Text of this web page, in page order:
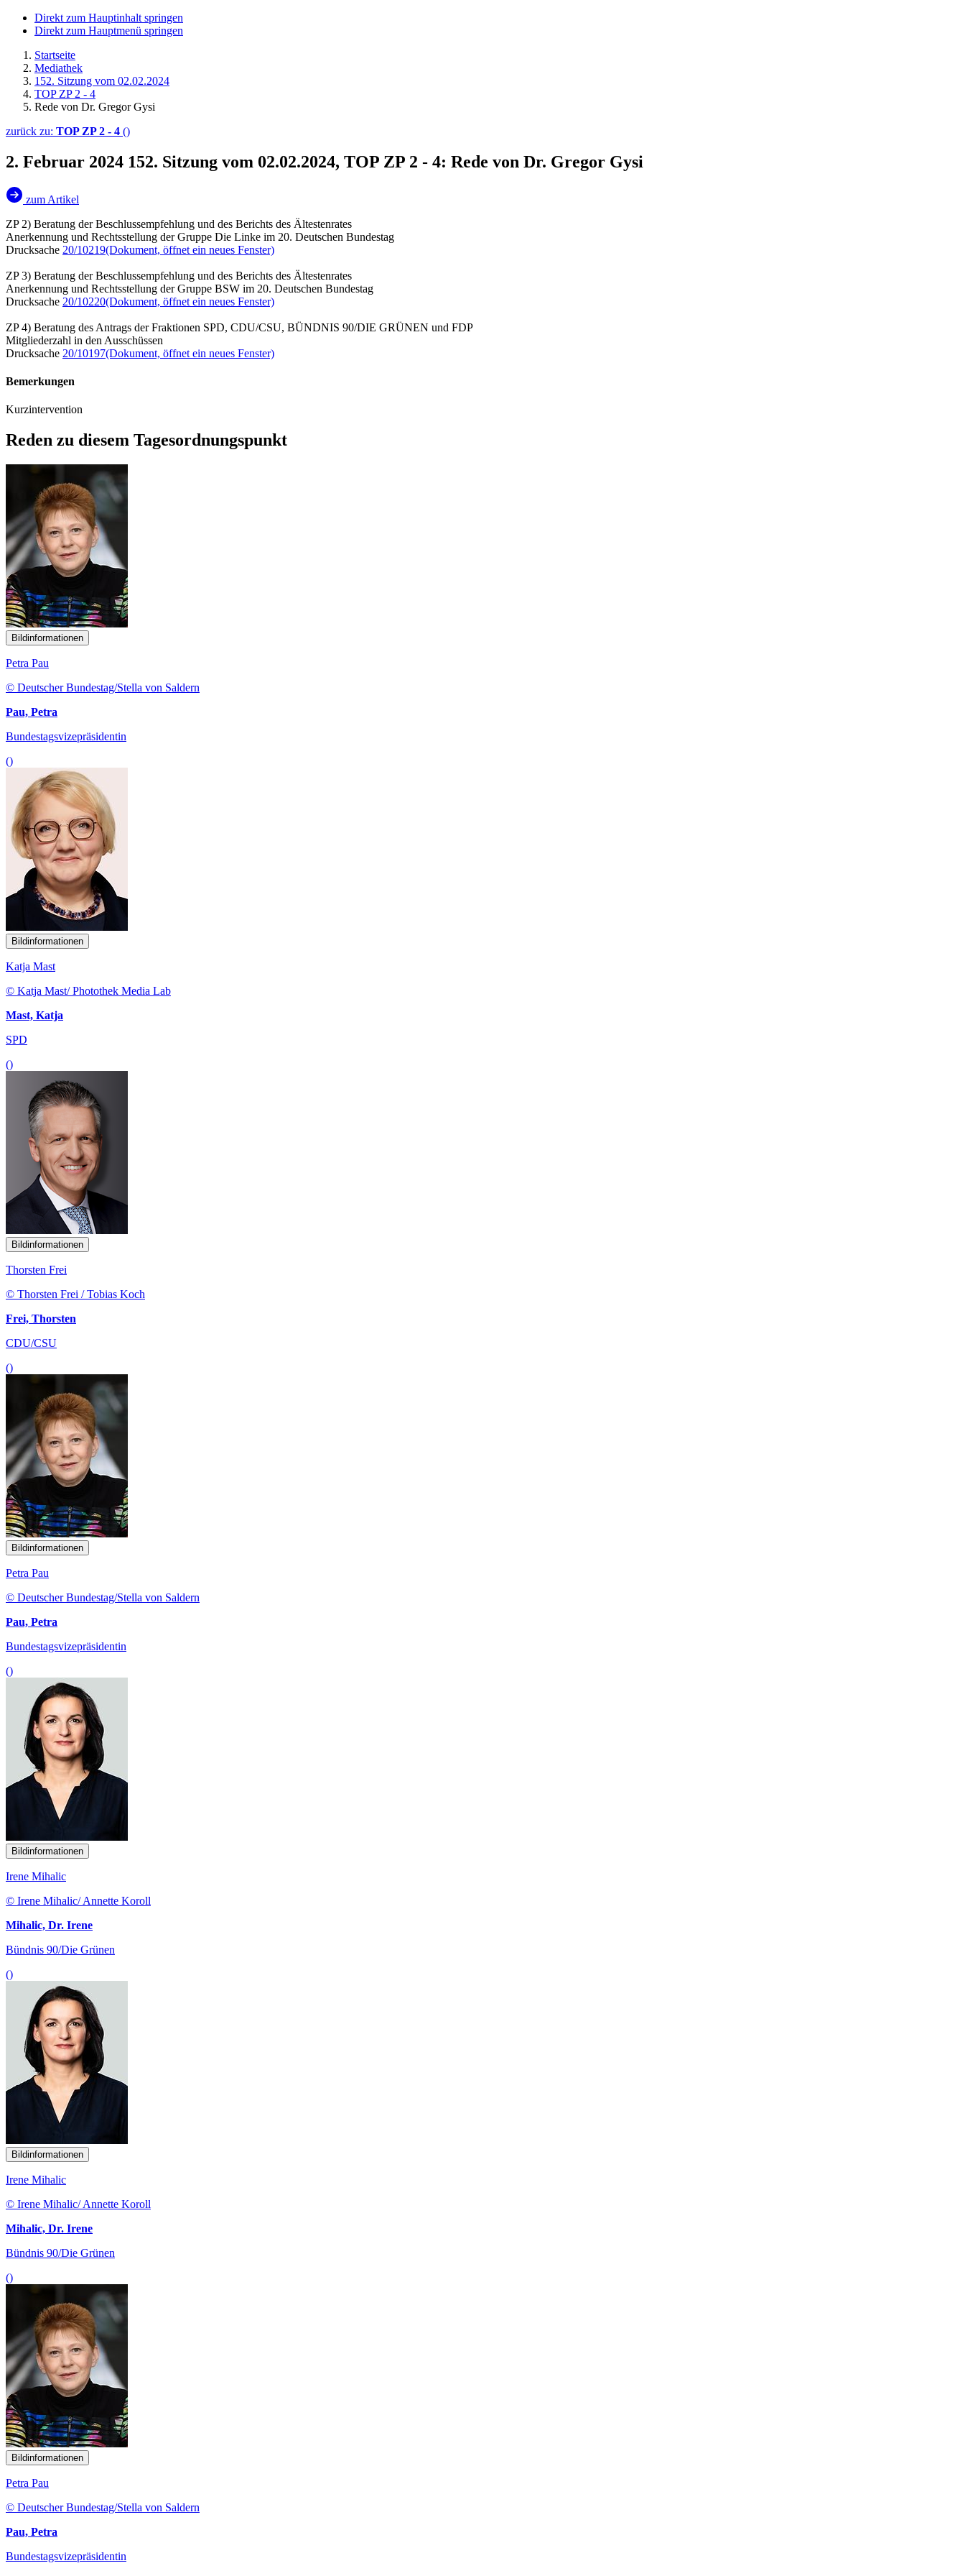
Direkt zum Hauptinhalt springen
Direkt zum Hauptmenü springen
Startseite
Mediathek
152. Sitzung vom 02.02.2024
TOP ZP 2 - 4
Rede von Dr. Gregor Gysi
zurück zu: TOP ZP 2 - 4 ()
2. Februar 2024 152. Sitzung vom 02.02.2024, TOP ZP 2 - 4: Rede von Dr. Gregor Gysi
zum Artikel
ZP 2) Beratung der Beschlussempfehlung und des Berichts des Ältestenrates
Anerkennung und Rechtsstellung der Gruppe Die Linke im 20. Deutschen Bundestag
Drucksache 20/10219(Dokument, öffnet ein neues Fenster)
ZP 3) Beratung der Beschlussempfehlung und des Berichts des Ältestenrates
Anerkennung und Rechtsstellung der Gruppe BSW im 20. Deutschen Bundestag
Drucksache 20/10220(Dokument, öffnet ein neues Fenster)
ZP 4) Beratung des Antrags der Fraktionen SPD, CDU/CSU, BÜNDNIS 90/DIE GRÜNEN und FDP
Mitgliederzahl in den Ausschüssen
Drucksache 20/10197(Dokument, öffnet ein neues Fenster)
Bemerkungen
Kurzintervention
Reden zu diesem Tagesordnungspunkt
Bildinformationen
Petra Pau
© Deutscher Bundestag/Stella von Saldern
Pau, Petra
Bundestagsvizepräsidentin
()
Bildinformationen
Katja Mast
© Katja Mast/ Photothek Media Lab
Mast, Katja
SPD
()
Bildinformationen
Thorsten Frei
© Thorsten Frei / Tobias Koch
Frei, Thorsten
CDU/CSU
()
Bildinformationen
Petra Pau
© Deutscher Bundestag/Stella von Saldern
Pau, Petra
Bundestagsvizepräsidentin
()
Bildinformationen
Irene Mihalic
© Irene Mihalic/ Annette Koroll
Mihalic, Dr. Irene
Bündnis 90/Die Grünen
()
Bildinformationen
Irene Mihalic
© Irene Mihalic/ Annette Koroll
Mihalic, Dr. Irene
Bündnis 90/Die Grünen
()
Bildinformationen
Petra Pau
© Deutscher Bundestag/Stella von Saldern
Pau, Petra
Bundestagsvizepräsidentin